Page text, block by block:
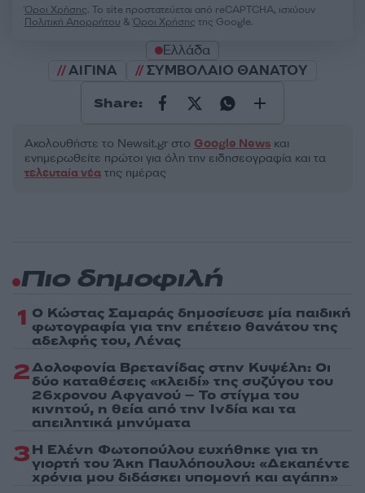
Όροι Χρήσης. Το site προστατεύεται από reCAPTCHA, ισχύουν
Πολιτική Απορρήτου &Όροι Χρήσης της Google.
Ελλάδα
ΑΙΓΙΝΑ
ΣΥΜΒΟΛΑΙΟ ΘΑΝΑΤΟΥ
Share:
Ακολουθήστε το Νewsit.gr στο Google News και
ενημερωθείτε πρώτοι για όλη την ειδησεογραφία και τα
τελευταία νέα της ημέρας
Πιο δημοφιλή
1 Ο Κώστας Σαμαράς δημοσίευσε μία παιδική
φωτογραφία για την επέτειο θανάτου της
αδελφής του, Λένας
2Δολοφονία Βρετανίδας στην Κυψέλη: Οι
δύο καταθέσεις «κλειδί» της συζύγου του
26χρονου Αφγανού – Το στίγμα του
κινητού, η θεία από την Ινδία και τα
απειλητικά μηνύματα
3Η Ελένη Φωτοπούλου ευχήθηκε για τη
γιορτή του Άκη Παυλόπουλου: «Δεκαπέντε
χρόνια μου διδάσκει υπομονή και αγάπη»